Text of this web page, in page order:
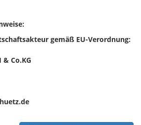
gemäß EU-Verordnung:
& Co.KG